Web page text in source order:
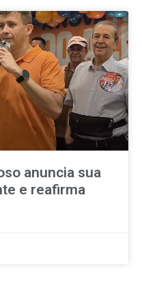
anuncia sua
e reafirma